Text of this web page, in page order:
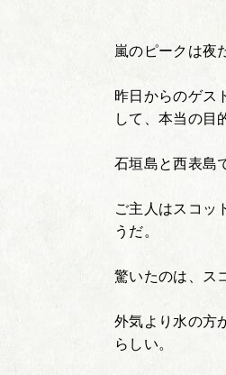
嵐のピークは夜
昨日からのゲス
して、本当の目
石垣島と西表島
ご主人はスコッ
うだ。
驚いたのは、ス
外気より水の方
らしい。